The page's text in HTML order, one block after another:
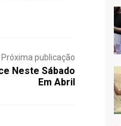
Próxima publicação
Neste Sábado
Em Abril